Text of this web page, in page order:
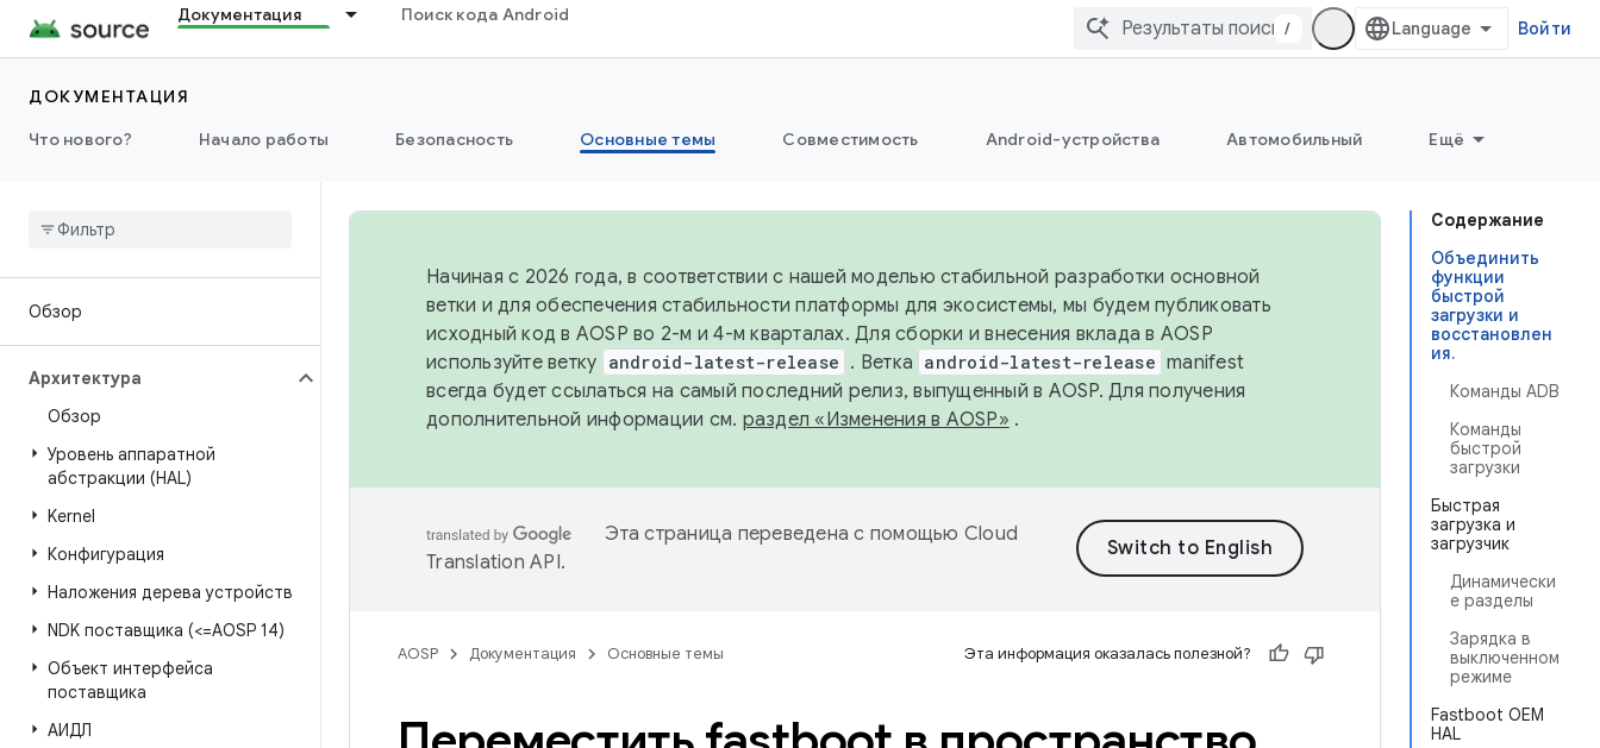
Документация Поиск кода Android
/ Войти
ДОКУМЕНТАЦИЯ
Что нового?
Начало работы Безопасность Основные темы Совместимость Android-устройства Автомобильный Ещё
Обзор
Архитектура
Обзор
Уровень аппаратной
абстракции (HAL)
Kernel
Конфигурация
Наложения дерева устройств
NDK поставщика (<=AOSP 14)
Объект интерфейса
поставщика
АИДЛ
Содержание
Объединить
функции
быстрой
загрузки и
восстановлен
ия.
Команды ADB
Команды
быстрой
загрузки
Быстрая
загрузка и
загрузчик
Динамически
е разделы
Зарядка в
выключенном
режиме
Fastboot OEM
HAL
Начиная с 2026 года, в соответствии с нашей моделью стабильной разработки основной
ветки и для обеспечения стабильности платформы для экосистемы, мы будем публиковать
исходный код в AOSP во 2-м и 4-м кварталах. Для сборки и внесения вклада в AOSP
используйте ветку android-latest-release . Ветка android-latest-release manifest
всегда будет ссылаться на самый последний релиз, выпущенный в AOSP. Для получения
дополнительной информации см. раздел «Изменения в AOSP» .
Эта страница переведена с помощью Cloud
Translation API.
AOSP Документация Основные темы Эта информация оказалась полезной?